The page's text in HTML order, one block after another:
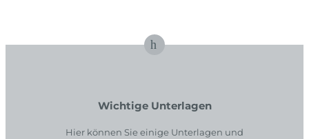
Wichtige Unterlagen
Hier können Sie einige Unterlagen und